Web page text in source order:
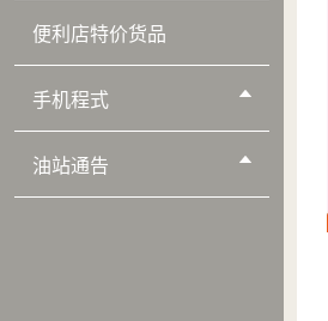
便利店特价货品
手机程式
油站通告